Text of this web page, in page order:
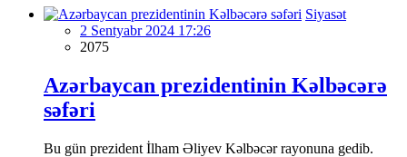
Siyasət
2 Sentyabr 2024 17:26
2075
Azərbaycan prezidentinin Kəlbəcərə
səfəri
Bu gün prezident İlham Əliyev Kəlbəcər rayonuna gedib.